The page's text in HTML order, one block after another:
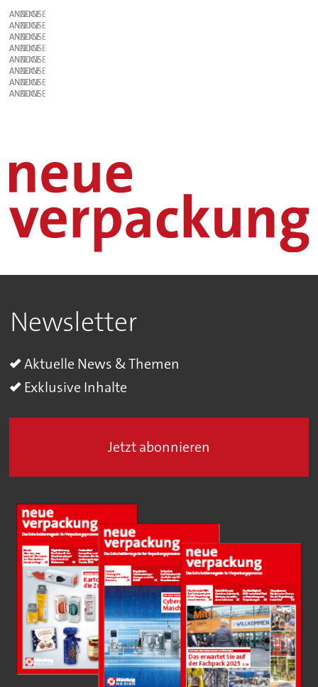
ANZEIGE
ANZEIGE
ANZEIGE
ANZEIGE
ANZEIGE
ANZEIGE
ANZEIGE
ANZEIGE
Newsletter
Aktuelle News & Themen
Exklusive Inhalte
Jetzt abonnieren